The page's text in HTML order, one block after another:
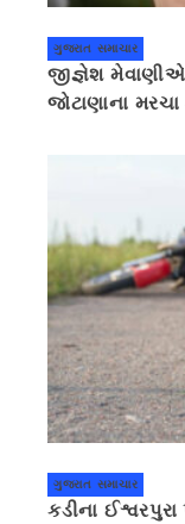
ગુજરાત સમાચાર
જીજ્ઞેશ
જોટાણાના
ગુજરાત સમાચાર
કડીના